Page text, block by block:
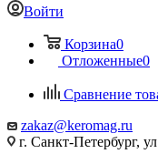
Войти
Корзина0
Отложенные0
Сравнение
zakaz@keromag.ru
г. Санкт-Петербург,